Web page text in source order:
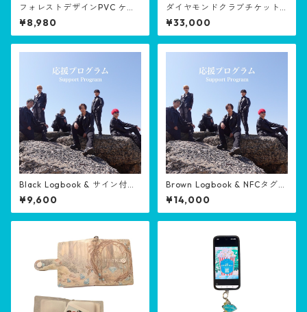
フォレストデザインPVC ケー
スと黒ログ・Forest Design
PVC Case& Clack Log Book
【Clover♣️member(半額商
¥8,980
ダイヤモンドクラブチケット/
Diamond Club Ticket
¥33,000
Black Logbook & サイン付き
チェキ/ Black Logbook & Sig
ned Instax（クローバー会員
半額商品/Half-price product
¥9,600
Brown Logbook & NFCタグ付
きチェキ/ Brown Logbook &
With NFCtag Instax（クロー
バー会員半額商品/Half-price
¥14,000